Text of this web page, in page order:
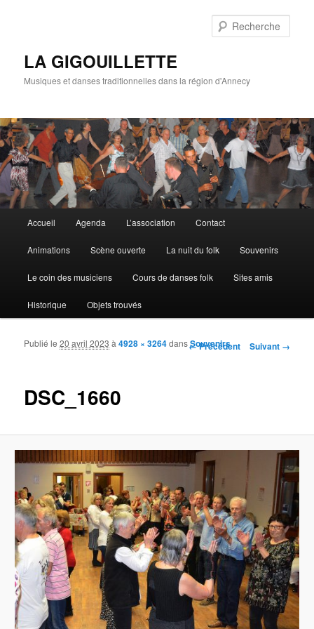
LA GIGOUILLETTE
Musiques et danses traditionnelles dans la région d'Annecy
Aller au contenu principal
Aller au contenu secondaire
Accueil Agenda L’association Contact
Animations Scène ouverte La nuit du folk Souvenirs
Le coin des musiciens Cours de danses folk Sites amis
Historique Objets trouvés
Navigation des images
← Précédent Suivant →
DSC_1660
Publié le20 avril 2023 à4928 × 3264dansSouvenirs